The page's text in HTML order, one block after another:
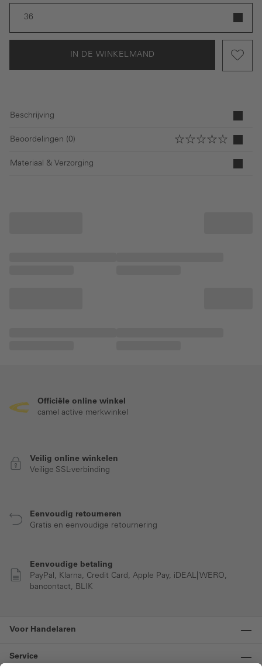
36
IN DE WINKELMAND
Beschrijving
Beoordelingen (0)
Materiaal & Verzorging
Officiële online winkel
camel active merkwinkel
Veilig online winkelen
Veilige SSL-verbinding
Eenvoudig retourneren
Gratis en eenvoudige retournering
Eenvoudige betaling
PayPal, Klarna, Credit Card, Apple Pay, iDEAL| WERO,
bancontact, BLIK
Voor Handelaren
Service